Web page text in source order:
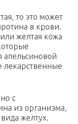
то это может
в крови.
желтая кожа
апельсиновой
лекарственные
с
из организма,
желтух.